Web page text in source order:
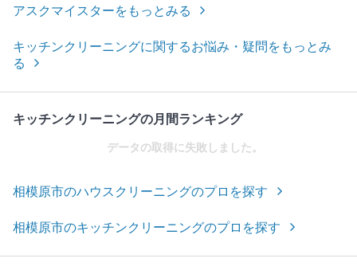
アスクマイスターをもっとみる
キッチンクリーニングに関するお悩み・疑問をもっとみ
る
キッチンクリーニングの月間ランキング
データの取得に失敗しました。
相模原市のハウスクリーニングのプロを探す
相模原市のキッチンクリーニングのプロを探す